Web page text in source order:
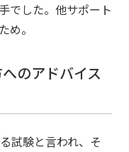
でした。他サポート
め。
のアドバイス
試験と言われ、そ